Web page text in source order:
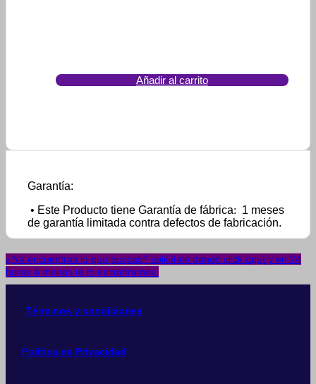
Añadir al carrito
Garantía:
• Este Producto tiene Garantía de fábrica: 1 meses
de garantía limitada contra defectos de fabricación.
¿No encuentras lo que buscas? solicítalo dando click aquí y en 24
horas o menos te lo encontramos.
Términos y condiciones
Política de Privacidad